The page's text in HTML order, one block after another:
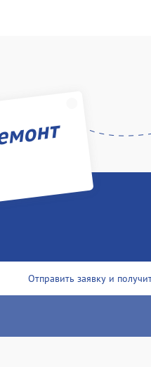
Отправить заявку и